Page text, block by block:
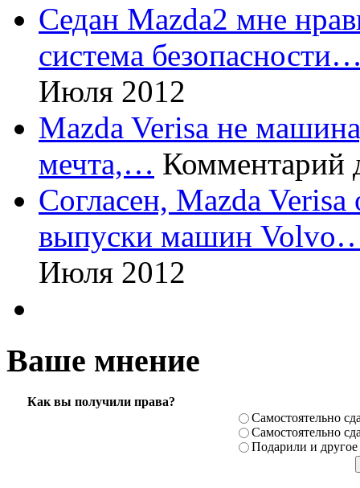
Седан Mazda2 мне
система
Июля 2012
Mazda Verisa не
мечта,… Комментарий
Согласен, Mazda
выпуски машин
Июля 2012
Ваше мнение
Как вы получили права?
Самостоя­тельно
Самостоя­тельно
Подарили­ и другое